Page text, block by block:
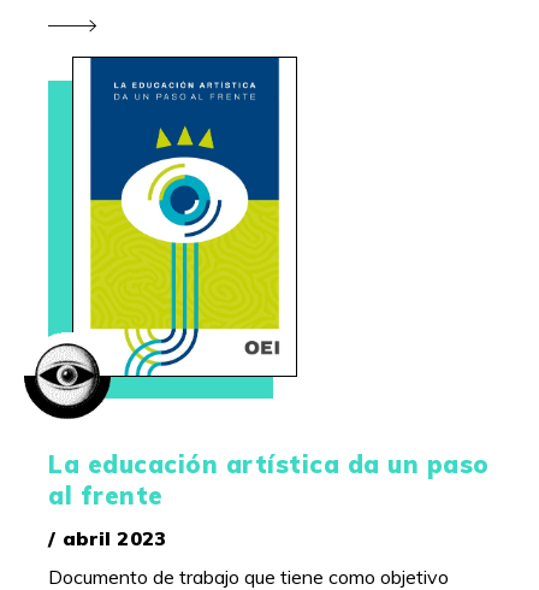
La educación artística da un paso
al frente
/ abril 2023
Documento de trabajo que tiene como objetivo